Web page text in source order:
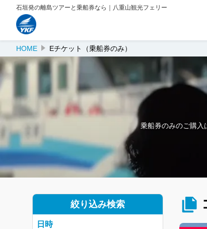
石垣発の離島ツアーと乗船券なら｜八重山観光フェリー
HOME Eチケット（乗船券のみ）
乗船券のみのご購
絞り込み検索
日時